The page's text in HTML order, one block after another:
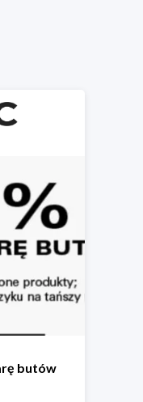
butów